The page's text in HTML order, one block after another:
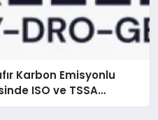
Karbon Emisyonlu
ISO ve TSSA